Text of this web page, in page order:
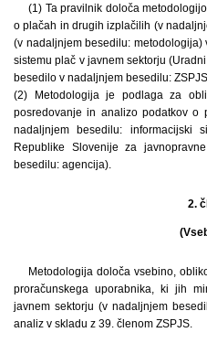
(1) Ta pravilnik določa
o plačah in drugih izplačilih (v
(v nadaljnjem besedilu:
sistemu plač v javnem sektorju
besedilo v nadaljnjem besedilu:
(2) Metodologija je podlaga za
posredovanje in analizo podatkov o
nadaljnjem besedilu: informacijski
Republike Slovenije za
besedilu: agencija).
2.
Metodologija določa vsebino,
proračunskega uporabnika, ki jih
javnem sektorju (v nadaljnjem
analiz v skladu z 39. členom ZSPJS.